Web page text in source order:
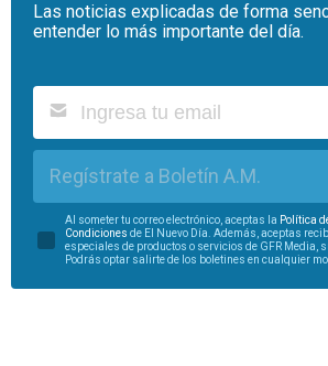
Las noticias explicadas de forma
entender lo más importante del día.
Regístrate a Boletín A.M.
Al someter tu correo electrónico, aceptas la Política
Condiciones de El Nuevo Día. Además, aceptas
especiales de productos o servicios de GFR Media,
Podrás optar salirte de los boletines en cualquier